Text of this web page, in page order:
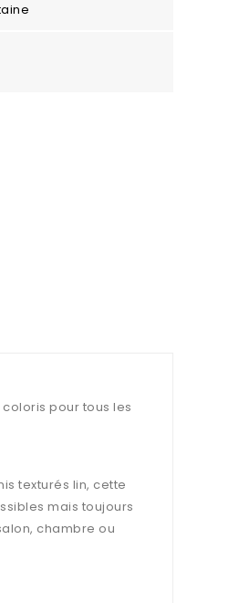
pour tous les
texturés lin, cette
mais toujours
chambre ou